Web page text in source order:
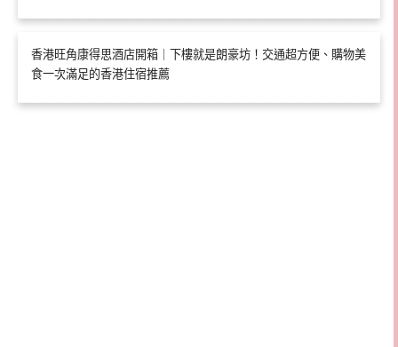
香港旺角康得思酒店開箱｜下樓就是朗豪坊！交通超方便、購物美
食一次滿足的香港住宿推薦